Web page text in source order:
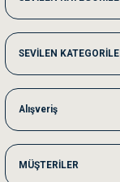
Akşam verdiğim sipariş
Ka***** Ar******
SEVİLEN
Alışveriş
MÜŞTERİLER